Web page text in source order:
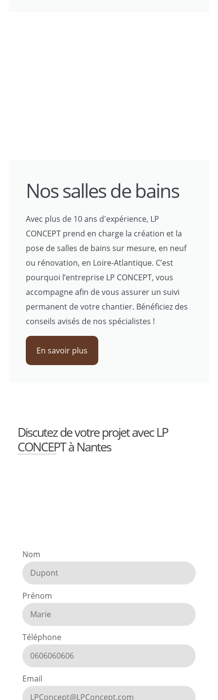
Nos salles de bains
Avec plus de 10 ans d'expérience, LP
CONCEPT prend en charge la création et la
pose de salles de bains sur mesure, en neuf
ou rénovation, en Loire-Atlantique. C’est
pourquoi l’entreprise LP CONCEPT, vous
accompagne afin de vous assurer un suivi
permanent de votre chantier. Bénéficiez des
conseils avisés de nos spécialistes !
En savoir plus
Discutez de votre projet avec LP
CONCEPT à Nantes
Nom
Prénom
Téléphone
Email